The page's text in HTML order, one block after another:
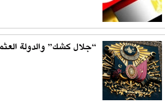
“جلال كشك” والدولة